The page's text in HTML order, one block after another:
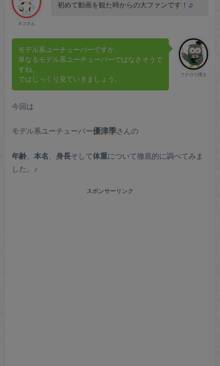
ネコさん
初めて動画を観た時からの大ファンです！ ♫
フクロウ博士
モデル系ユーチューバーですか。
単なるモデル系ユーチューバーではなさそうで
すね。
ではじっくり見ていきましょう。
今回は
モデル系ユーチューバー優津季さんの
年齢、 本名 身長そして体重について徹底的に調べてみま
した。♪
スポンサーリンク